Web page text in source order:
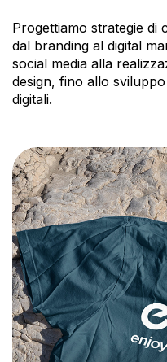
Progettiamo strategie di
dal branding al digital
social media alla
design, fino allo
digitali.